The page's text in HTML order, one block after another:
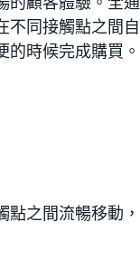
不同接觸點之間自
時候完成購買。
之間流暢移動，